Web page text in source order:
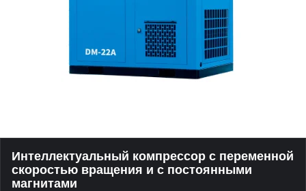
Интеллектуальный компрессор с переменной
скоростью вращения и с постоянными
магнитами